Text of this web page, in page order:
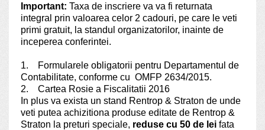
Important: Taxa de inscriere va va fi returnata
integral prin valoarea celor 2 cadouri, pe care le veti
primi gratuit, la standul organizatorilor, inainte de
inceperea conferintei.
1. Formularele obligatorii pentru Departamentul de
Contabilitate, conforme cu OMFP 2634/2015.
2. Cartea Rosie a Fiscalitatii 2016
In plus va exista un stand Rentrop & Straton de unde
veti putea achizitiona produse editate de Rentrop &
Straton la preturi speciale, reduse cu 50 de lei fata